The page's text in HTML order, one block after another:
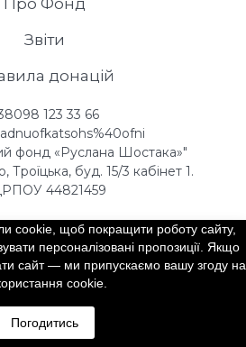
Про Фонд
Звіти
донацій
123 33 66
фонд «Руслана Шостака»"
буд. 15/3 кабінет 1.
44821459
внесок
cookie, щоб покращити роботу сайту,
персоналізовані пропозиції. Якщо
сайт — ми припускаємо вашу згоду на
cookie.
Погодитись